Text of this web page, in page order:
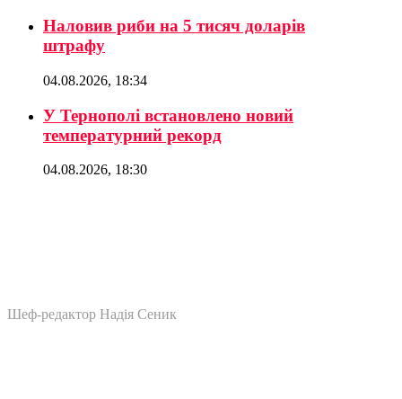
Наловив риби на 5 тисяч доларів
штрафу
04.08.2026, 18:34
У Тернополі встановлено новий
температурний рекорд
04.08.2026, 18:30
Шеф-редактор Надія Сеник